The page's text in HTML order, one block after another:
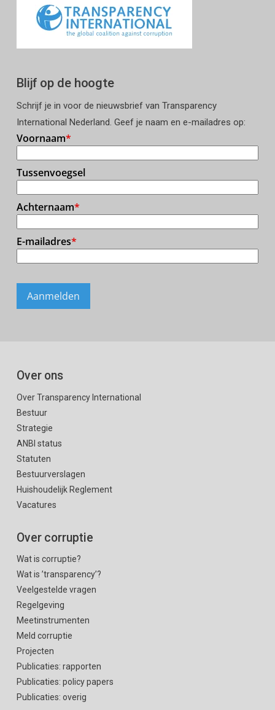
Blijf op de hoogte
Schrijf je in voor de nieuwsbrief van Transparency
International Nederland. Geef je naam en e-mailadres op:
Over ons
Over Transparency International
Bestuur
Strategie
ANBI status
Statuten
Bestuurverslagen
Huishoudelijk Reglement
Vacatures
Over corruptie
Wat is corruptie?
Wat is ’transparency’?
Veelgestelde vragen
Regelgeving
Meetinstrumenten
Meld corruptie
Projecten
Publicaties: rapporten
Publicaties: policy papers
Publicaties: overig